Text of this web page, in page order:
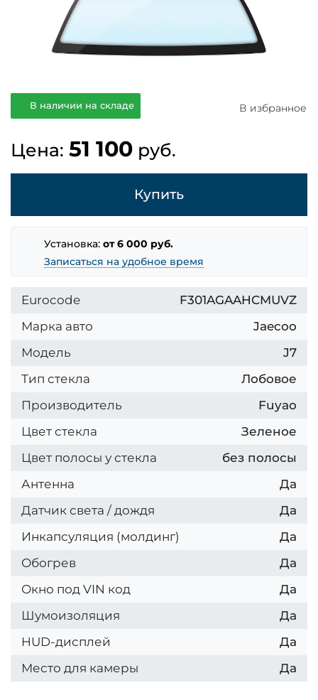
В наличии на складе В избранное
Цена: 51 100 руб.
Купить
Установка:от 6 000 руб.
Записаться на удобное время
Eurocode
F301AGAAHCMUVZ
Марка авто
Jaecoo
Модель
J7
Тип стекла
Лобовое
Производитель
Fuyao
Цвет стекла
Зеленое
Цвет полосы у стекла
без полосы
Антенна
Да
Датчик света / дождя
Да
Инкапсуляция (молдинг)
Да
Обогрев
Да
Окно под VIN код
Да
Шумоизоляция
Да
HUD-дисплей
Да
Место для камеры
Да